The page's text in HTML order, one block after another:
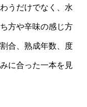
うだけでなく、水
方や辛味の感じ方
合、熟成年数、度
に合った一本を見